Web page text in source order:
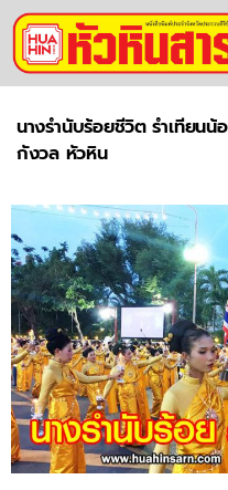
นางรำนับร้อยชีวิต รำเทียนน้
กังวล หัวหิน